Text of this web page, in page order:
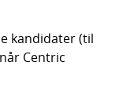
kandidater (til
Centric